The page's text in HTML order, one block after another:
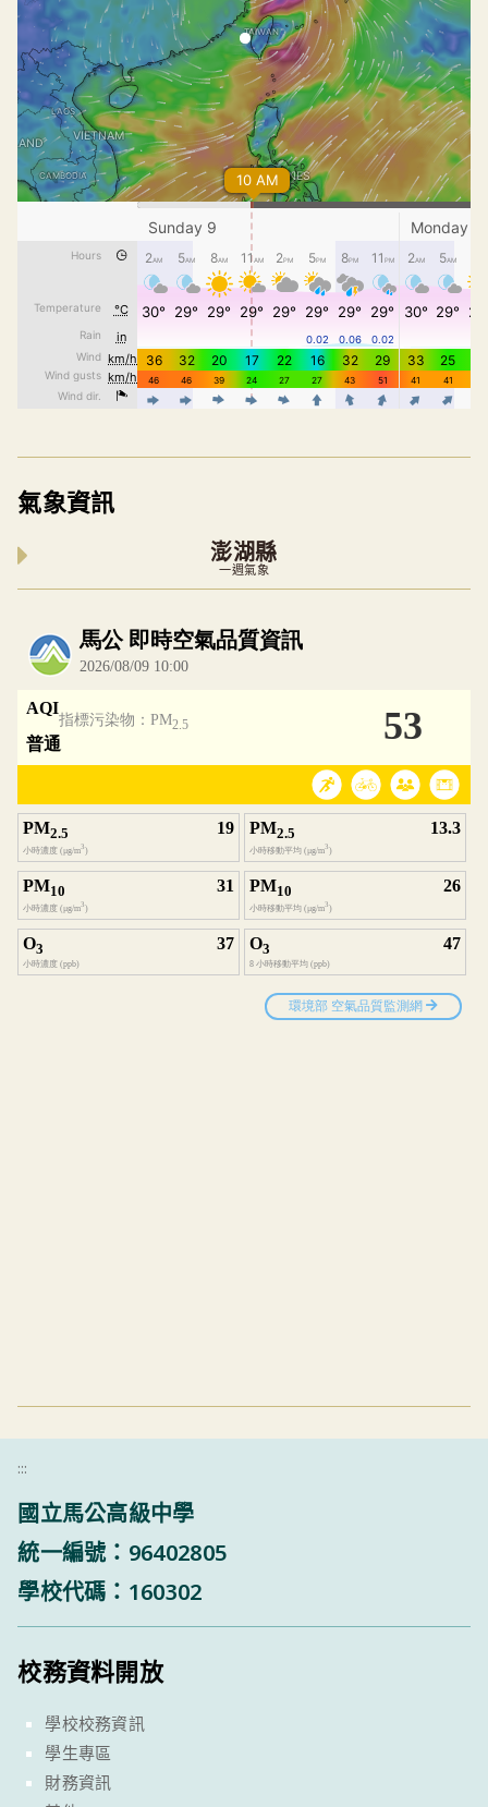
氣象資訊
澎湖縣
一週氣象
內嵌空氣品質小工具為視覺預覽，完整即時空
:::
國立馬公高級中學
統一編號：96402805
學校代碼：160302
校務資料開放
學校校務資訊
學生專區
財務資訊